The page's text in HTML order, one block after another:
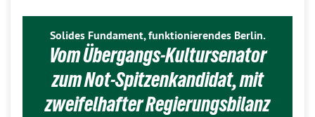
Solides Fundament, funktionierendes Berlin.
Vom Übergangs-Kultursenator
zum Not-Spitzenkandidat, mit
zweifelhafter Regierungsbilanz